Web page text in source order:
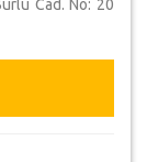
Cad. No: 20